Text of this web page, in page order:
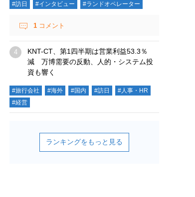
#訪日 #インタビュー #ランドオペレーター
1 コメント
KNT-CT、第1四半期は営業利益53.3％
減 万博需要の反動、人的・システム投
資も響く
#旅行会社 #海外 #国内 #訪日
#人事・HR
#経営